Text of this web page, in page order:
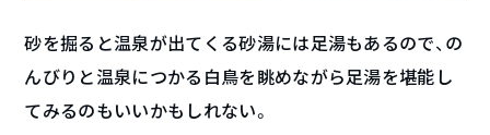
砂を掘ると温泉が出てくる砂湯には足湯もあるので、の
んびりと温泉につかる白鳥を眺めながら足湯を堪能し
てみるのもいいかもしれない。